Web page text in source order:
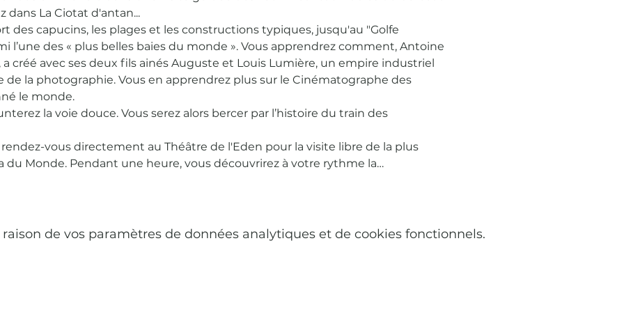
dans La Ciotat d'antan...
des capucins, les plages et les constructions typiques, jusqu'au "Golfe
l’une des « plus belles baies du monde ». Vous apprendrez comment, Antoine
a créé avec ses deux fils ainés Auguste et Louis Lumière, un empire industriel
de la photographie. Vous en apprendrez plus sur le Cinématographe des
le monde.
la voie douce. Vous serez alors bercer par l’histoire du train des
rendez-vous directement au Théâtre de l'Eden pour la visite libre de la plus
du Monde. Pendant une heure, vous découvrirez à votre rythme la…
de vos paramètres de données analytiques et de cookies fonctionnels.